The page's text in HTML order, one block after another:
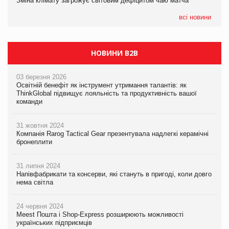
всі новини
EVA.UA запустила кампанію «Хто б знав» про асортимент,
НОВИНИ B2B
03 березня 2026
Освітній бенефіт як інструмент утримання талантів: як
ThinkGlobal підвищує лояльність та продуктивність вашої
команди
31 жовтня 2024
Компанія Rarog Tactical Gear презентувала надлегкі керамічні
бронеплити
31 липня 2024
Напівфабрикати та консерви, які стануть в пригоді, коли довго
нема світла
24 червня 2024
Meest Пошта і Shop-Express розширюють можливості
українських підприємців